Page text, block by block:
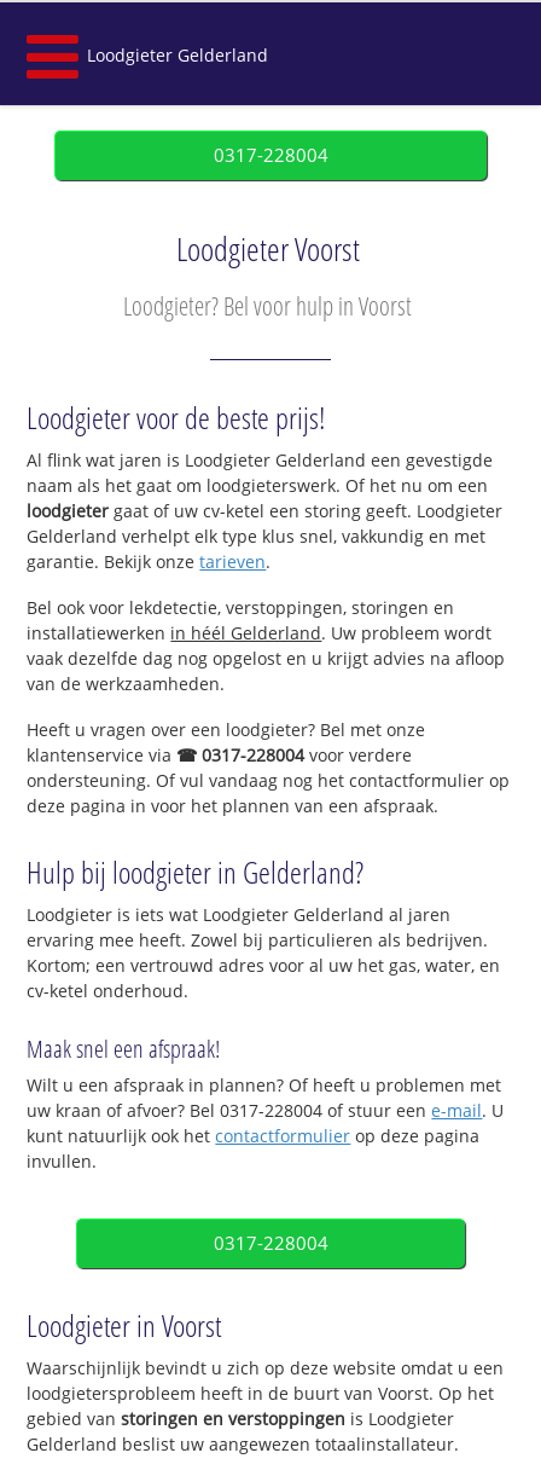
Loodgieter Gelderland
0317-228004
Loodgieter Voorst
Loodgieter? Bel voor hulp in Voorst
Loodgieter voor de beste prijs!
Al flink wat jaren is Loodgieter Gelderland een gevestigde
naam als het gaat om loodgieterswerk. Of het nu om een
loodgieter gaat of uw cv-ketel een storing geeft. Loodgieter
Gelderland verhelpt elk type klus snel, vakkundig en met
garantie. Bekijk onzetarieven.
Bel ook voor lekdetectie, verstoppingen, storingen en
installatiewerken in héél Gelderland. Uw probleem wordt
vaak dezelfde dag nog opgelost en u krijgt advies na afloop
van de werkzaamheden.
Heeft u vragen over een loodgieter? Bel met onze
klantenservice via ☎ 0317-228004voor verdere
ondersteuning. Of vul vandaag nog het contactformulier op
deze pagina in voor het plannen van een afspraak.
Hulp bij loodgieter in Gelderland?
Loodgieter is iets wat Loodgieter Gelderland al jaren
ervaring mee heeft. Zowel bij particulieren als bedrijven.
Kortom; een vertrouwd adres voor al uw het gas, water, en
cv-ketel onderhoud.
Maak snel een afspraak!
Wilt u een afspraak in plannen? Of heeft u problemen met
uw kraan of afvoer? Bel 0317-228004 of stuur eene-mail. U
kunt natuurlijk ook hetcontactformulier op deze pagina
invullen.
0317-228004
Loodgieter in Voorst
Waarschijnlijk bevindt u zich op deze website omdat u een
loodgietersprobleem heeft in de buurt van Voorst. Op het
gebied vanstoringen en verstoppingen is Loodgieter
Gelderland beslist uw aangewezen totaalinstallateur.